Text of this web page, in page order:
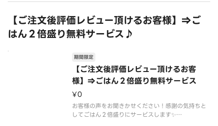
【ご注文後評価レビュー頂けるお客様】⇒ご
はん２倍盛り無料サービス♪
【ご注文後評価レビュー頂けるお客
様】⇒ごはん２倍盛り無料サービス
期間限定
¥0
お客様の声をお聞きかせください！感謝の気持ちと
してごはん２倍盛りにサービスします✨